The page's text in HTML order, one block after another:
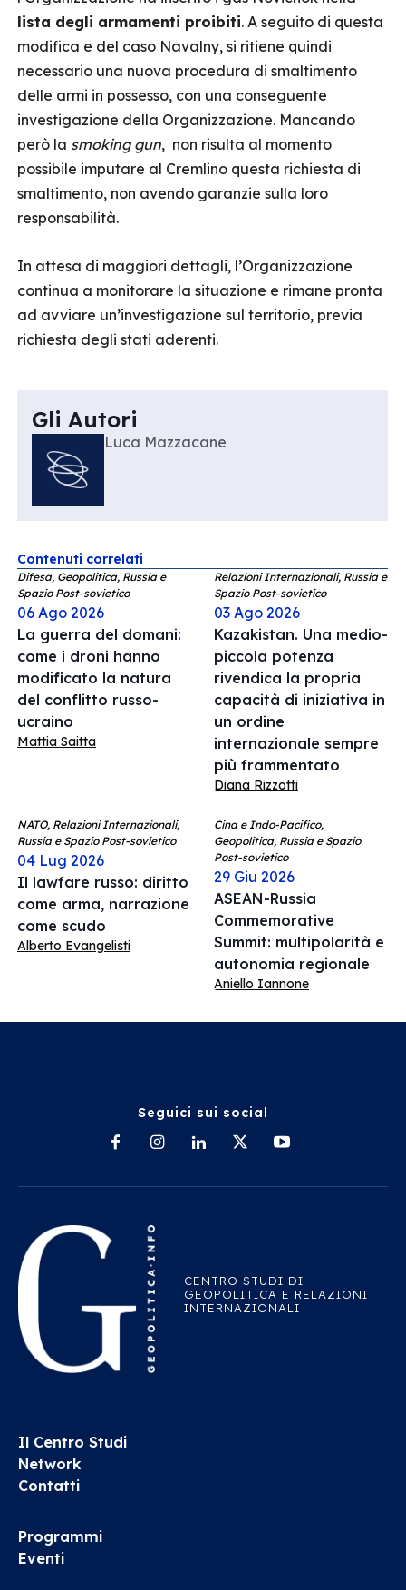
lista degli armamenti proibiti. A seguito di questa
modifica e del caso Navalny, si ritiene quindi
necessario una nuova procedura di smaltimento
delle armi in possesso, con una conseguente
investigazione della Organizzazione. Mancando
però la smoking gun, non risulta al momento
possibile imputare al Cremlino questa richiesta di
smaltimento, non avendo garanzie sulla loro
responsabilità.
In attesa di maggiori dettagli, l’Organizzazione
continua a monitorare la situazione e rimane pronta
ad avviare un’investigazione sul territorio, previa
richiesta degli stati aderenti.
Gli Autori
Luca Mazzacane
Contenuti correlati
Difesa, Geopolitica, Russia e
Spazio Post-sovietico
06 Ago 2026
La guerra del domani:
come i droni hanno
modificato la natura
del conflitto russo-
ucraino
Mattia Saitta
Relazioni Internazionali, Russia e
Spazio Post-sovietico
03 Ago 2026
Kazakistan. Una medio-
piccola potenza
rivendica la propria
capacità di iniziativa in
un ordine
internazionale sempre
più frammentato
Diana Rizzotti
NATO, Relazioni Internazionali,
Russia e Spazio Post-sovietico
04 Lug 2026
Il lawfare russo: diritto
come arma, narrazione
come scudo
Alberto Evangelisti
Cina e Indo-Pacifico,
Geopolitica, Russia e Spazio
Post-sovietico
29 Giu 2026
ASEAN-Russia
Commemorative
Summit: multipolarità e
autonomia regionale
Aniello Iannone
Seguici sui social
CENTRO STUDI DI
GEOPOLITICA E RELAZIONI
INTERNAZIONALI
Il Centro Studi
Network
Contatti
Programmi
Eventi